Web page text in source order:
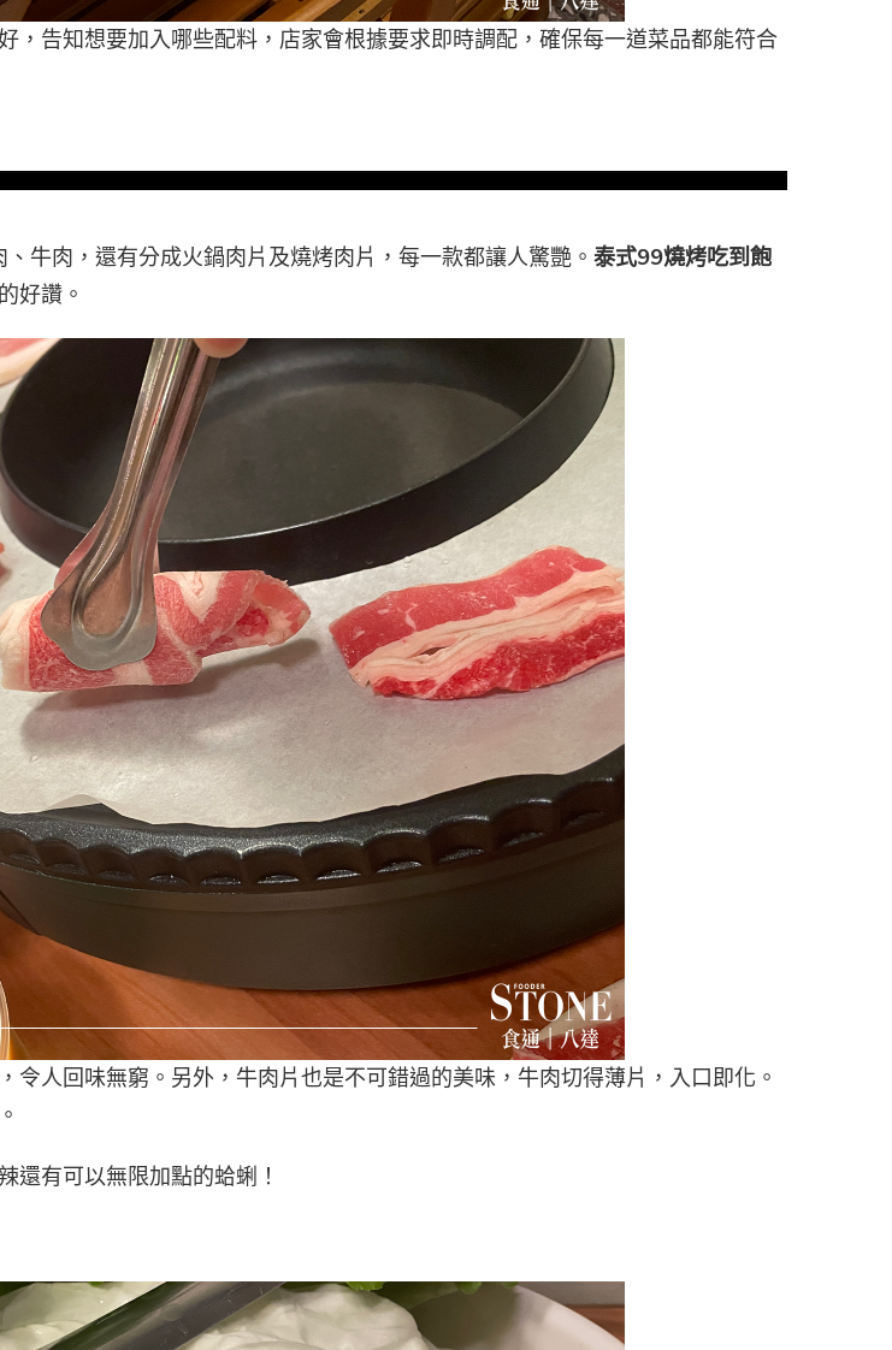
，告知想要加入哪些配料，店家會根據要求即時調配，確保每一道菜品都能符合
牛肉，還有分成火鍋肉片及燒烤肉片，每一款都讓人驚艷。 泰式99燒烤吃到飽
好讚。
人回味無窮。另外，牛肉片也是不可錯過的美味，牛肉切得薄片，入口即化。
還有可以無限加點的蛤蜊！